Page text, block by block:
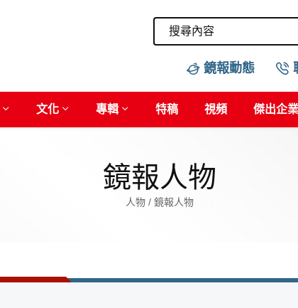
鏡報動態
文化 專輯 特稿 視頻 傑出企
鏡報人物
人物 / 鏡報人物